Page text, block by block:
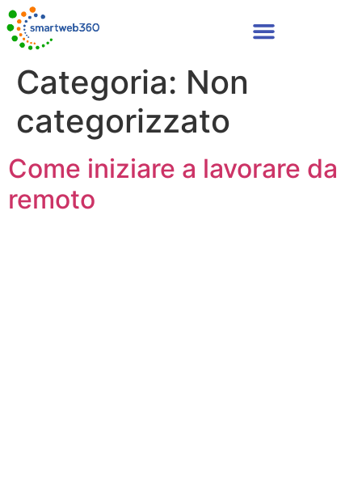
Categoria: Non
categorizzato
Come iniziare a lavorare da
remoto